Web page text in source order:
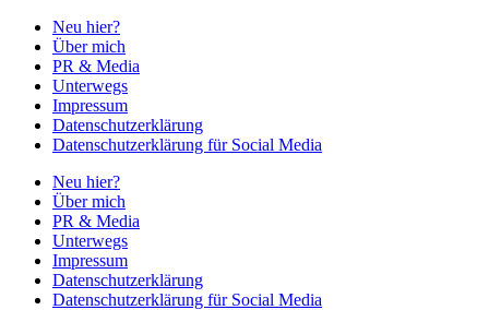
Neu hier?
Über mich
PR & Media
Unterwegs
Impressum
Datenschutzerklärung
Datenschutzerklärung für Social Media
Neu hier?
Über mich
PR & Media
Unterwegs
Impressum
Datenschutzerklärung
Datenschutzerklärung für Social Media